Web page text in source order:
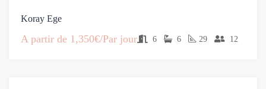
Koray Ege
A partir de 1,350€/Par jour 6 6 29 12